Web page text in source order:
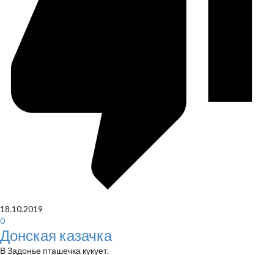
18.10.2019
0
Донская казачка
В Задонье пташечка кукует.